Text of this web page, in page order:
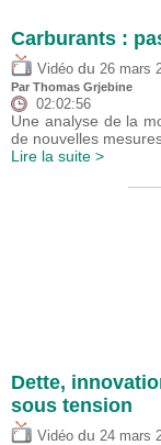
Carburants :
Vidéo du 26 mars
Par Thomas Grjebine
02:02:56
Une analyse de la
de nouvelles
Lire la suite >
Dette,
sous tension
Vidéo du 24 mars